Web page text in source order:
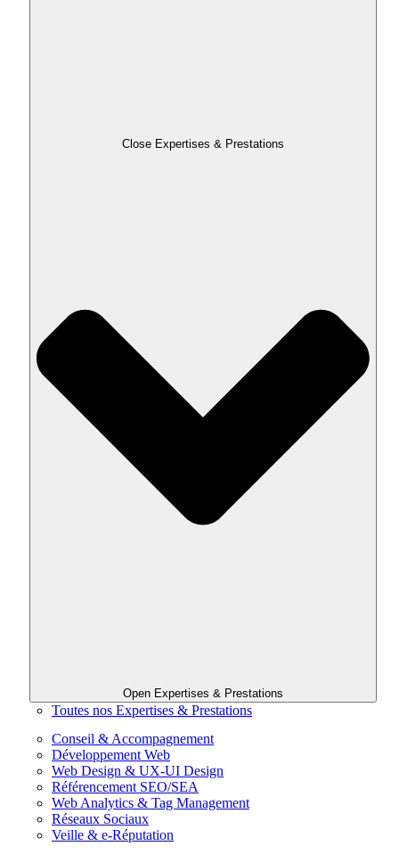
Close Expertises & Prestations
Open Expertises & Prestations
Toutes nos Expertises & Prestations
Conseil & Accompagnement
Développement Web
Web Design & UX-UI Design
Référencement SEO/SEA
Web Analytics & Tag Management
Réseaux Sociaux
Veille & e-Réputation